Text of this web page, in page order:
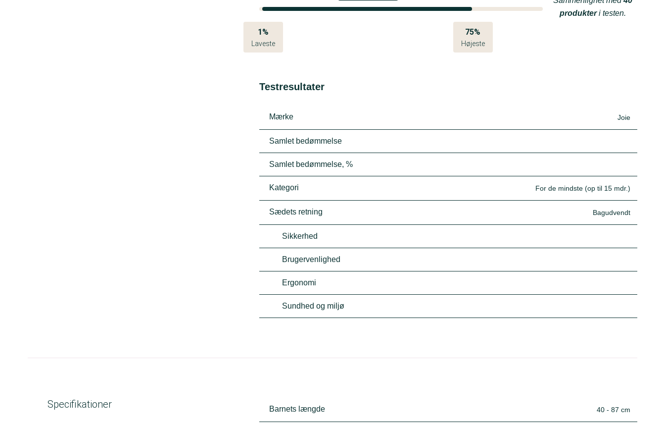
1%
Laveste
75%
Højeste
produkteri testen.
Testresultater
Mærke Joie
Samlet bedømmelse
Samlet bedømmelse, %
Kategori For de mindste (op til 15 mdr.)
Sædets retning Bagudvendt
Sikkerhed
Brugervenlighed
Ergonomi
Sundhed og miljø
Specifikationer Barnets længde 40 - 87 cm